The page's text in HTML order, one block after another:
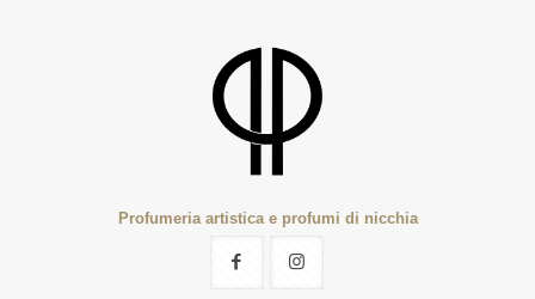
Profumeria artistica e profumi di nicchia